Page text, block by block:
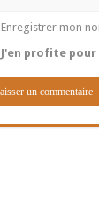
Enregistrer mon
J'en profite